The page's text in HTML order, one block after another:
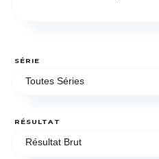
SÉRIE
Toutes Séries
RÉSULTAT
Résultat Brut